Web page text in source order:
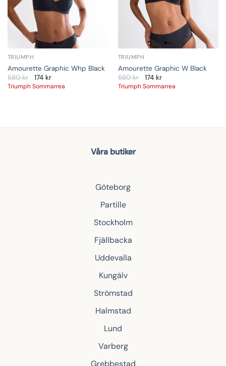
TRIUMPH
Amourette Graphic Whp Black
580kr 174 kr
Triumph Sommarrea
TRIUMPH
Amourette Graphic W Black
580kr 174 kr
Triumph Sommarrea
Våra butiker
Göteborg
Partille
Stockholm
Fjällbacka
Uddevalla
Kungälv
Strömstad
Halmstad
Lund
Varberg
Grebbestad